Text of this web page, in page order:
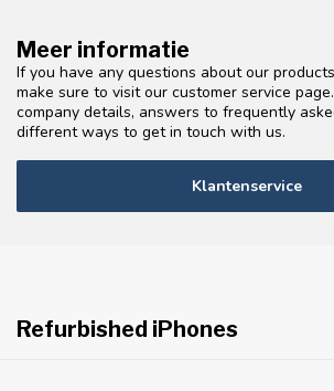
Meer informatie
If you have any questions about our
make sure to visit our customer service
company details, answers to frequently
different ways to get in touch with us.
Klantenservice
Refurbished iPhones